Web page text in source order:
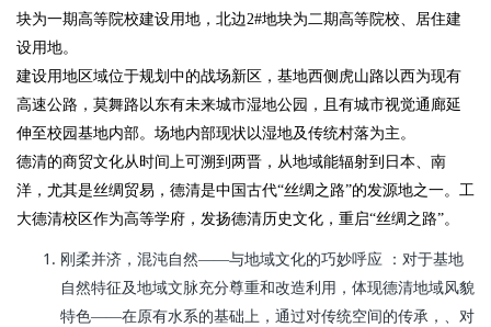
块为一期高等院校建设用地，北边2#地块为二期高等院校、居住建
设用地。
建设用地区域位于规划中的战场新区，基地西侧虎山路以西为现有
高速公路，莫舞路以东有未来城市湿地公园，且有城市视觉通廊延
伸至校园基地内部。场地内部现状以湿地及传统村落为主。
德清的商贸文化从时间上可溯到两晋，从地域能辐射到日本、南
洋，尤其是丝绸贸易，德清是中国古代“丝绸之路”的发源地之一。工
大德清校区作为高等学府，发扬德清历史文化，重启“丝绸之路”。
刚柔并济，混沌自然——与地域文化的巧妙呼应 ：对于基地
自然特征及地域文脉充分尊重和改造利用，体现德清地域风貌
特色——在原有水系的基础上，通过对传统空间的传承，、对